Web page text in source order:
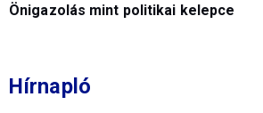
Önigazolás mint politikai kelepce
Hírnapló